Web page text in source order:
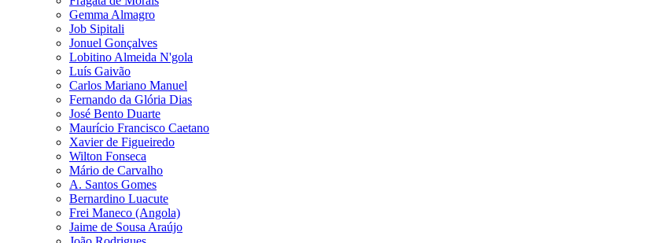
Gemma Almagro
Job Sipitali
Jonuel Gonçalves
Lobitino Almeida N'gola
Luís Gaivão
Carlos Mariano Manuel
Fernando da Glória Dias
José Bento Duarte
Maurício Francisco Caetano
Xavier de Figueiredo
Wilton Fonseca
Mário de Carvalho
A. Santos Gomes
Bernardino Luacute
Frei Maneco (Angola)
Jaime de Sousa Araújo